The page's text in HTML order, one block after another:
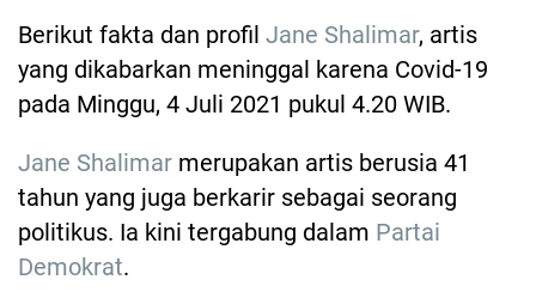
Berikut fakta dan profil Jane Shalimar, artis
yang dikabarkan meninggal karena Covid-19
pada Minggu, 4 Juli 2021 pukul 4.20 WIB.
Jane Shalimar merupakan artis berusia 41
tahun yang juga berkarir sebagai seorang
politikus. Ia kini tergabung dalam Partai
Demokrat.